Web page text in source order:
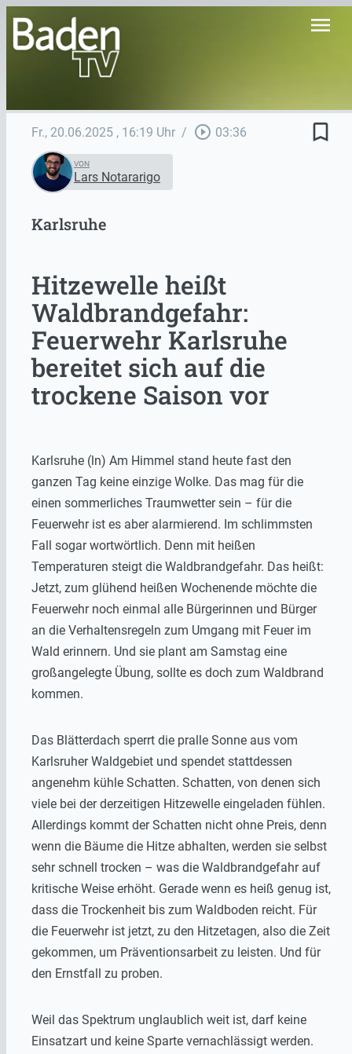
menu
Fr., 20.06.2025 , 16:19 Uhr / play_circle_outline 03:36 bookmark_border
VON
Lars Notararigo
Karlsruhe
Hitzewelle heißt
Waldbrandgefahr:
Feuerwehr Karlsruhe
bereitet sich auf die
trockene Saison vor
Karlsruhe (ln) Am Himmel stand heute fast den
ganzen Tag keine einzige Wolke. Das mag für die
einen sommerliches Traumwetter sein – für die
Feuerwehr ist es aber alarmierend. Im schlimmsten
Fall sogar wortwörtlich. Denn mit heißen
Temperaturen steigt die Waldbrandgefahr. Das heißt:
Jetzt, zum glühend heißen Wochenende möchte die
Feuerwehr noch einmal alle Bürgerinnen und Bürger
an die Verhaltensregeln zum Umgang mit Feuer im
Wald erinnern. Und sie plant am Samstag eine
großangelegte Übung, sollte es doch zum Waldbrand
kommen.
Das Blätterdach sperrt die pralle Sonne aus vom
Karlsruher Waldgebiet und spendet stattdessen
angenehm kühle Schatten. Schatten, von denen sich
viele bei der derzeitigen Hitzewelle eingeladen fühlen.
Allerdings kommt der Schatten nicht ohne Preis, denn
wenn die Bäume die Hitze abhalten, werden sie selbst
sehr schnell trocken – was die Waldbrandgefahr auf
kritische Weise erhöht. Gerade wenn es heiß genug ist,
dass die Trockenheit bis zum Waldboden reicht. Für
die Feuerwehr ist jetzt, zu den Hitzetagen, also die Zeit
gekommen, um Präventionsarbeit zu leisten. Und für
den Ernstfall zu proben.
Weil das Spektrum unglaublich weit ist, darf keine
Einsatzart und keine Sparte vernachlässigt werden.